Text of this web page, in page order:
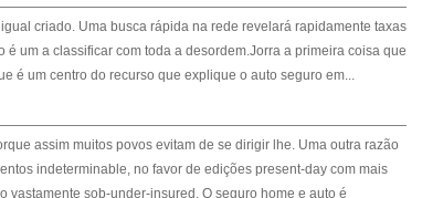
criado. Uma busca rápida na rede revelará rapidamente taxas
um a classificar com toda a desordem.Jorra a primeira coisa que
é um centro do recurso que explique o auto seguro em...
assim muitos povos evitam de se dirigir lhe. Uma outra razão
indeterminable, no favor de edições present-day com mais
vastamente sob-under-insured. O seguro home e auto é